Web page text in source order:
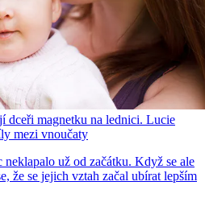
dceři magnetku na lednici. Lucie
mezi vnoučaty
už od začátku. Když se ale
že se jejich vztah začal ubírat lepším